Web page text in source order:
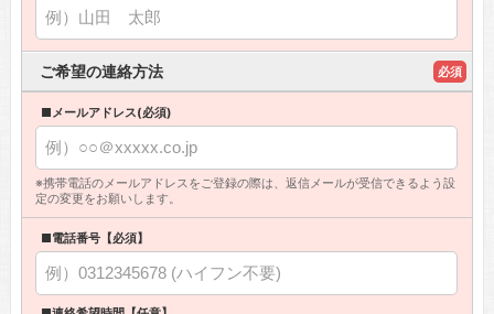
ご希望の連絡方法 必須
■メールアドレス(必須)
※携帯電話のメールアドレスをご登録の際は、返信メールが受信できるよう設
定の変更をお願いします。
■電話番号【必須】